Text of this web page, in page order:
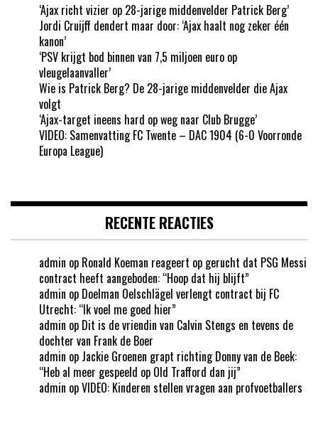
‘Ajax richt vizier op 28-jarige middenvelder Patrick Berg’
Jordi Cruijff dendert maar door: ‘Ajax haalt nog zeker één
kanon’
‘PSV krijgt bod binnen van 7,5 miljoen euro op
vleugelaanvaller’
Wie is Patrick Berg? De 28-jarige middenvelder die Ajax
volgt
‘Ajax-target ineens hard op weg naar Club Brugge’
VIDEO: Samenvatting FC Twente – DAC 1904 (6-0 Voorronde
Europa League)
RECENTE REACTIES
admin op Ronald Koeman reageert op gerucht dat PSG Messi
contract heeft aangeboden: “Hoop dat hij blijft”
admin op Doelman Oelschlägel verlengt contract bij FC
Utrecht: “Ik voel me goed hier”
admin op Dit is de vriendin van Calvin Stengs en tevens de
dochter van Frank de Boer
admin op Jackie Groenen grapt richting Donny van de Beek:
“Heb al meer gespeeld op Old Trafford dan jij”
admin opVIDEO: Kinderen stellen vragen aan profvoetballers